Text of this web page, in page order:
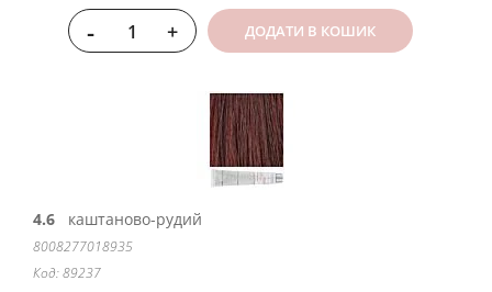
- + ДОДАТИ В КОШИК
4.6 каштаново-рудий
8008277018935
Код: 89237